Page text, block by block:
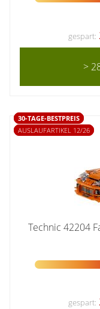
gespart:
>
30-TAGE-BESTPREIS
AUSLAUFARTIKEL 12/26
Technic 42204
gespart: